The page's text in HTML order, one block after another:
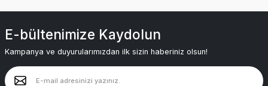
E-bültenimize Kaydolun
Kampanya ve duyurularımızdan ilk sizin haberiniz olsun!